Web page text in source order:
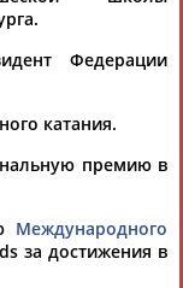
Федерации
катания.
премию в
Международного
за достижения в